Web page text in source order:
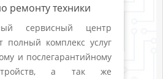
ремонту техники
сервисный центр
полный комплекс услуг
и послегарантийному
а так же